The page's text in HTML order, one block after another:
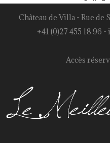
Château de Villa - Rue de
+41 (0)27 455 18 96 -
Accès